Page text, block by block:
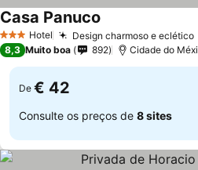
3 EstrelasHotel Design charmoso e eclético
Casa Panuco
8,3 Muito boa 892 Cidade do
De € 42
Consulte os preços de 8 sites